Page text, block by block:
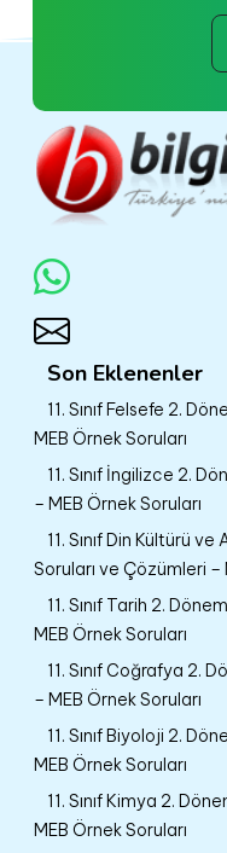
Son Eklenenler
11. Sınıf Felsefe 2.
MEB Örnek Soruları
11. Sınıf İngilizce 2.
– MEB Örnek Soruları
11. Sınıf Din Kültürü
Soruları ve Çözümleri –
11. Sınıf Tarih 2.
MEB Örnek Soruları
11. Sınıf Coğrafya 2.
– MEB Örnek Soruları
11. Sınıf Biyoloji 2.
MEB Örnek Soruları
11. Sınıf Kimya 2.
MEB Örnek Soruları